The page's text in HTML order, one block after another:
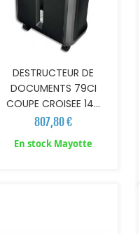
DESTRUCTEUR DE
DOCUMENTS 79CI
COUPE CROISEE 14...
807,80 €
En stock Mayotte